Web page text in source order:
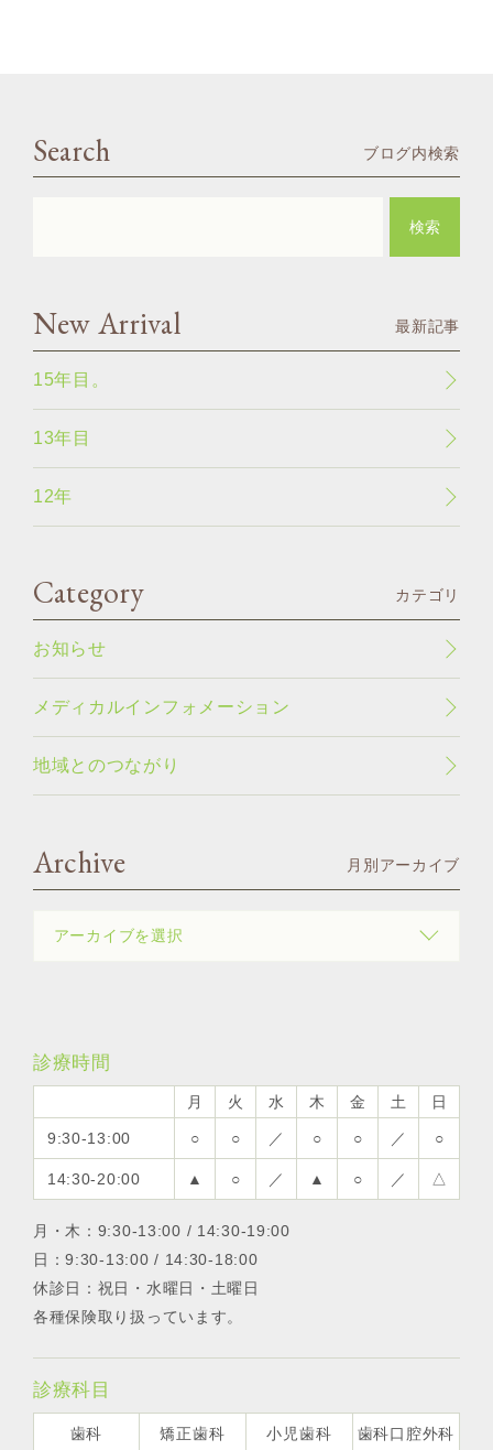
Search ブログ内検索
New Arrival 最新記事
15年目。
13年目
12年
Category カテゴリ
お知らせ
メディカルインフォメーション
地域とのつながり
Archive 月別アーカイブ
診療時間
月 火 水 木 金 土 日
9:30-13:00 ○ ○ ／ ○ ○ ／ ○
14:30-20:00 ▲ ○ ／ ▲ ○ ／ △
月・木：9:30-13:00 / 14:30-19:00
日：9:30-13:00 / 14:30-18:00
休診日：祝日・水曜日・土曜日
各種保険取り扱っています。
診療科目
歯科 矯正歯科 小児歯科 歯科口腔外科